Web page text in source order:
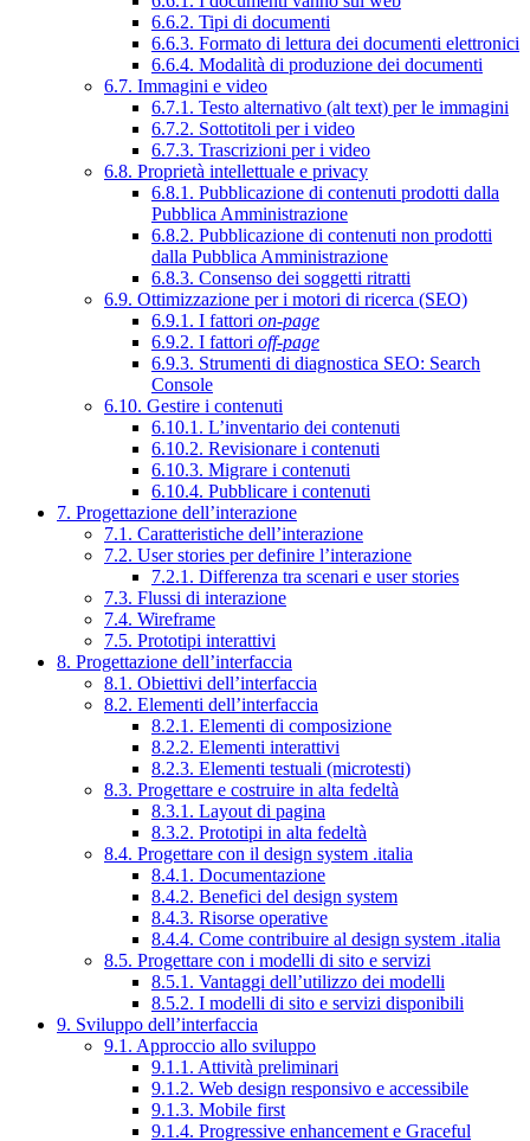
6.6.2. Tipi di documenti
6.6.3. Formato di lettura dei documenti elettronici
6.6.4. Modalità di produzione dei documenti
6.7. Immagini e video
6.7.1. Testo alternativo (alt text) per le immagini
6.7.2. Sottotitoli per i video
6.7.3. Trascrizioni per i video
6.8. Proprietà intellettuale e privacy
6.8.1. Pubblicazione di contenuti prodotti dalla
Pubblica Amministrazione
6.8.2. Pubblicazione di contenuti non prodotti
dalla Pubblica Amministrazione
6.8.3. Consenso dei soggetti ritratti
6.9. Ottimizzazione per i motori di ricerca (SEO)
6.9.1. I fattori on-page
6.9.2. I fattori off-page
6.9.3. Strumenti di diagnostica SEO: Search
Console
6.10. Gestire i contenuti
6.10.1. L’inventario dei contenuti
6.10.2. Revisionare i contenuti
6.10.3. Migrare i contenuti
6.10.4. Pubblicare i contenuti
7. Progettazione dell’interazione
7.1. Caratteristiche dell’interazione
7.2. User stories per definire l’interazione
7.2.1. Differenza tra scenari e user stories
7.3. Flussi di interazione
7.4. Wireframe
7.5. Prototipi interattivi
8. Progettazione dell’interfaccia
8.1. Obiettivi dell’interfaccia
8.2. Elementi dell’interfaccia
8.2.1. Elementi di composizione
8.2.2. Elementi interattivi
8.2.3. Elementi testuali (microtesti)
8.3. Progettare e costruire in alta fedeltà
8.3.1. Layout di pagina
8.3.2. Prototipi in alta fedeltà
8.4. Progettare con il design system .italia
8.4.1. Documentazione
8.4.2. Benefici del design system
8.4.3. Risorse operative
8.4.4. Come contribuire al design system .italia
8.5. Progettare con i modelli di sito e servizi
8.5.1. Vantaggi dell’utilizzo dei modelli
8.5.2. I modelli di sito e servizi disponibili
9. Sviluppo dell’interfaccia
9.1. Approccio allo sviluppo
9.1.1. Attività preliminari
9.1.2. Web design responsivo e accessibile
9.1.3. Mobile first
9.1.4. Progressive enhancement e Graceful